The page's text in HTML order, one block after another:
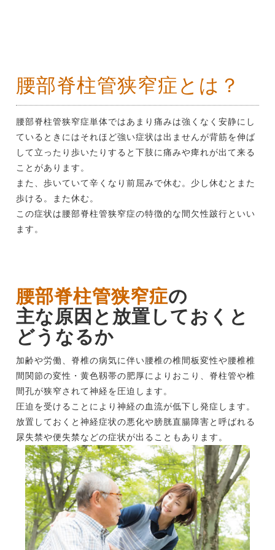
腰部脊柱管狭窄症とは？
腰部脊柱管狭窄症単体ではあまり痛みは強くなく安静にし
ているときにはそれほど強い症状は出ませんが背筋を伸ば
して立ったり歩いたりすると下肢に痛みや痺れが出て来る
ことがあります。
また、歩いていて辛くなり前屈みで休む。少し休むとまた
歩ける。また休む。
この症状は腰部脊柱管狭窄症の特徴的な間欠性跛行といい
ます。
腰部脊柱管狭窄症の
主な原因と放置しておくと
どうなるか
加齢や労働、脊椎の病気に伴い腰椎の椎間板変性や腰椎椎
間関節の変性・黄色靱帯の肥厚によりおこり、脊柱管や椎
間孔が狭窄されて神経を圧迫します。
圧迫を受けることにより神経の血流が低下し発症します。
放置しておくと神経症状の悪化や膀胱直腸障害と呼ばれる
尿失禁や便失禁などの症状が出ることもあります。